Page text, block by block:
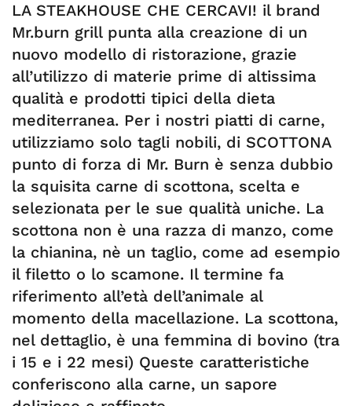
LA STEAKHOUSE CHE CERCAVI! il brand
Mr.burn grill punta alla creazione di un
nuovo modello di ristorazione, grazie
all’utilizzo di materie prime di altissima
qualità e prodotti tipici della dieta
mediterranea. Per i nostri piatti di carne,
utilizziamo solo tagli nobili, di SCOTTONA
punto di forza di Mr. Burn è senza dubbio
la squisita carne di scottona, scelta e
selezionata per le sue qualità uniche. La
scottona non è una razza di manzo, come
la chianina, nè un taglio, come ad esempio
il filetto o lo scamone. Il termine fa
riferimento all’età dell’animale al
momento della macellazione. La scottona,
nel dettaglio, è una femmina di bovino (tra
i 15 e i 22 mesi) Queste caratteristiche
conferiscono alla carne, un sapore